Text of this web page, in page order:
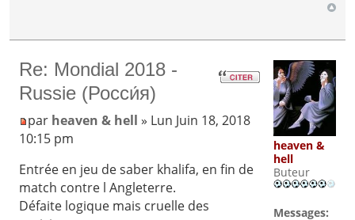
Re: Mondial 2018 -
Russie (Росси́я)
par heaven & hell » Lun Juin 18, 2018
10:15 pm
Entrée en jeu de saber khalifa, en fin de
match contre l Angleterre.
Défaite logique mais cruelle des
heaven &
hell
Buteur
Messages: